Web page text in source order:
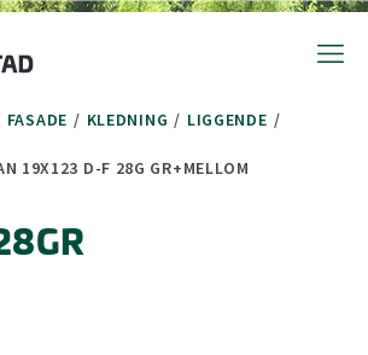
og klikk på + (pluss) for å forstørre eller
og klikk på + (pluss) for å forstørre eller
FASADE / KLEDNING / LIGGENDE /
19X123 D-F 28G GR+MELLOM